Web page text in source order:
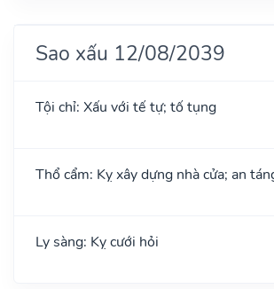
Sao xấu 12/08/2039
Tội chỉ: Xấu với tế tự; tố tụng
Thổ cẩm: Kỵ xây dựng nhà cửa; an
Ly sàng: Kỵ cưới hỏi